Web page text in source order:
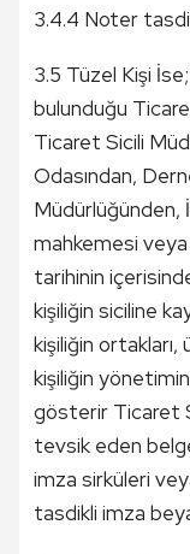
3.4.4 Noter
3.5 Tüzel Kişi İse;
bulunduğu
Ticaret Sicili
Odasından,
Müdürlüğünden,
mahkemesi veya
tarihinin
kişiliğin siciline
kişiliğin ortakları,
kişiliğin
gösterir Ticaret
tevsik eden
imza sirküleri
tasdikli imza